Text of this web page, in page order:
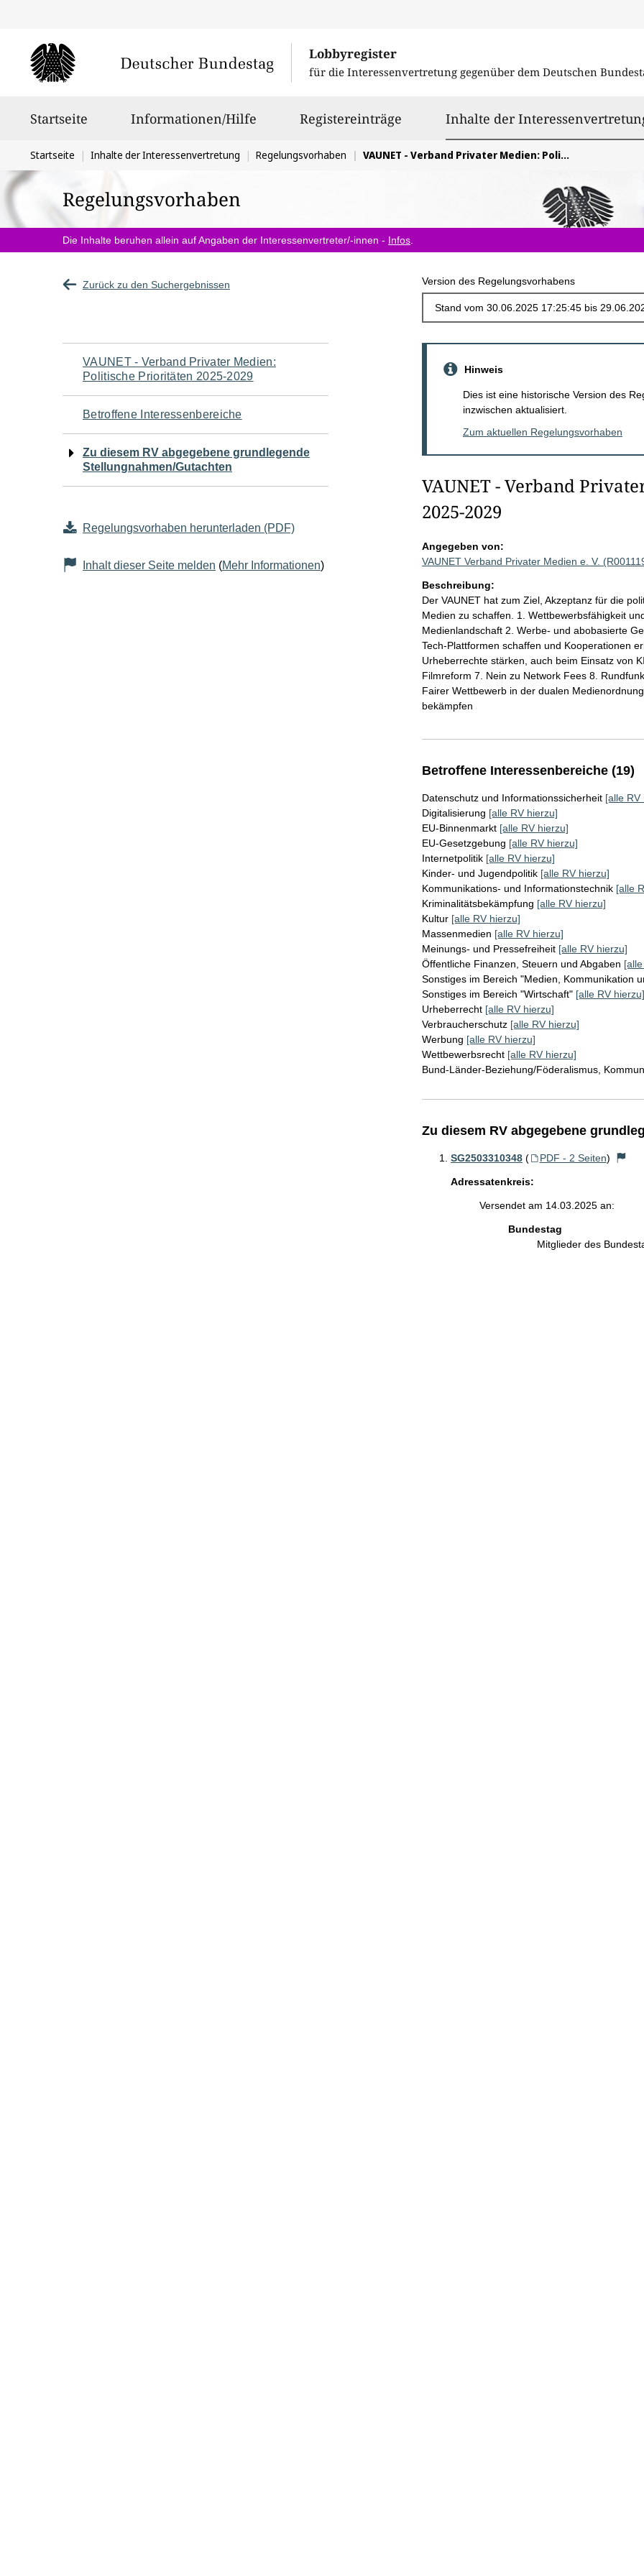
Lobbyregister
für die Interessenvertretung gegenüber dem Deutschen
Startseite Informationen/Hilfe Registereinträge Inhalte der
Sie
befinden
sich
hier:
Startseite Inhalte der Interessenvertretung Regelungsvorhaben VAUNET - Verband Privater Medien: Politische Prioritäten 2025-2029
Regelungsvorhaben
Die Inhalte beruhen allein auf Angaben der Interessenvertreter/-innen - Infos
Zurück zu den Suchergebnissen Version des Regelungsvorhabens
Navigation
für
den
Seiteninhalt
VAUNET - Verband Privater Medien:
Politische Prioritäten 2025-2029
Betroffene Interessenbereiche
Zu diesem RV abgegebene grundlegende
Stellungnahmen/Gutachten
Regelungsvorhaben herunterladen (PDF)
Inhalt dieser Seite melden (Mehr Informationen)
Hinweis
Dies ist eine historische Version des
inzwischen aktualisiert.
Zum aktuellen Regelungsvorhaben
VAUNET - Verband
2025-2029
Angegeben von:
VAUNET Verband Privater Medien e. V.
Beschreibung:
Der VAUNET hat zum Ziel, Akzeptanz für die
Medien zu schaffen. 1. Wettbewerbsfähigkeit
Medienlandschaft 2. Werbe- und abobasierte
Tech-Plattformen schaffen und Kooperationen
Urheberrechte stärken, auch beim Einsatz von
Filmreform 7. Nein zu Network Fees 8.
Fairer Wettbewerb in der dualen
bekämpfen
Betroffene Interessenbereiche (19)
Datenschutz und Informationssicherheit [alle RV
Digitalisierung [alle RV hierzu]
EU-Binnenmarkt [alle RV hierzu]
EU-Gesetzgebung [alle RV hierzu]
Internetpolitik [alle RV hierzu]
Kinder- und Jugendpolitik [alle RV hierzu]
Kommunikations- und Informationstechnik [alle
Kriminalitätsbekämpfung [alle RV hierzu]
Kultur [alle RV hierzu]
Massenmedien [alle RV hierzu]
Meinungs- und Pressefreiheit [alle RV hierzu]
Öffentliche Finanzen, Steuern und Abgaben
Sonstiges im Bereich "Medien, Kommunikation
Sonstiges im Bereich "Wirtschaft" [alle RV hierzu]
Urheberrecht [alle RV hierzu]
Verbraucherschutz [alle RV hierzu]
Werbung [alle RV hierzu]
Wettbewerbsrecht [alle RV hierzu]
Bund-Länder-Beziehung/Föderalismus,
Zu diesem RV abgegebene
SG2503310348 ( PDF - 2 Seiten)
Adressatenkreis:
Versendet am 14.03.2025 an:
Bundestag
Mitglieder des